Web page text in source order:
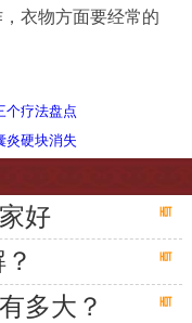
衣物方面要经常的
个疗法盘点
炎硬块消失
好
多大？